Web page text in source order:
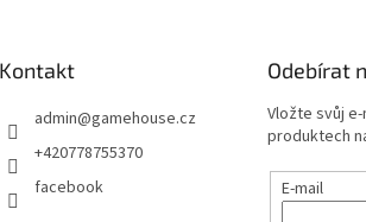
Kontakt
admin@gamehouse.cz
+420778755370
facebook
Odebírat
Vložte svůj
produktech
E-mail